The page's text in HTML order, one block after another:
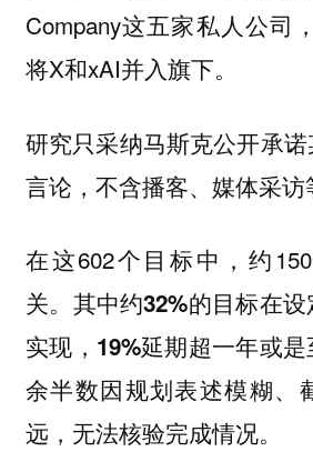
Company这五家私人公司
将X和xAI并入旗下。
研究只采纳马斯克公开承
言论，不含播客、媒体采访
在这602个目标中，约
关。其中约32%的目标在
实现， 19%延期超一年或
余半数因规划表述模糊、
远，无法核验完成情况。